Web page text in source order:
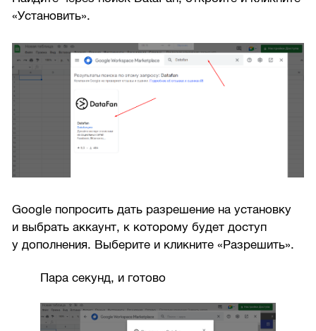
«Установить».
Google попросить дать разрешение на установку
и выбрать аккаунт, к которому будет доступ
у дополнения. Выберите и кликните «Разрешить».
Пара секунд, и готово